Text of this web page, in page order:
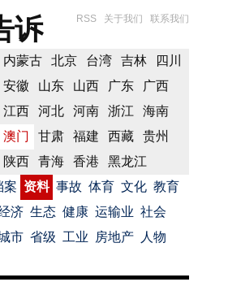
诉 RSS 关于我们 联系我们
内蒙古 北京 台湾 吉林
四川
安徽 山东 山西 广东
广西
江西 河北 河南 浙江
海南
澳门 甘肃 福建 西藏
贵州
陕西 青海 香港
黑龙江
案 资料 事故 体育 文化 教育
济 生态 健康 运输业 社会
市 省级 工业 房地产
人物